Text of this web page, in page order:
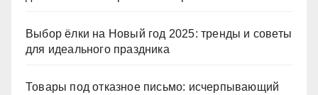
Выбор ёлки на Новый год 2025: тренды и советы
для идеального праздника
Товары под отказное письмо: исчерпывающий